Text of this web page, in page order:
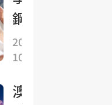
漲，
黃金
下挫
1%
車型
技術
提升
穩
維護
好來
之不
易的
中美
鋼：
中美
就穩
決多
2025-
10-27
澳門